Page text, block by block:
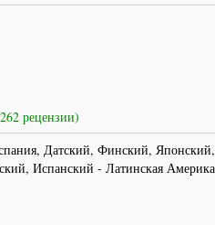
рецензии)
Датский, Финский, Японский,
Испанский - Латинская